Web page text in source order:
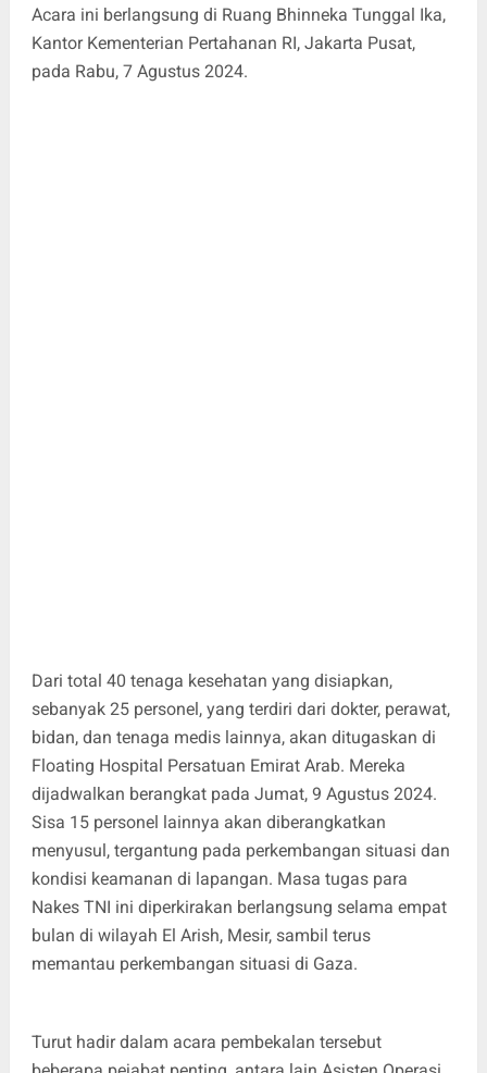
Acara ini berlangsung di Ruang Bhinneka Tunggal Ika,
Kantor Kementerian Pertahanan RI, Jakarta Pusat,
pada Rabu, 7 Agustus 2024.
Dari total 40 tenaga kesehatan yang disiapkan,
sebanyak 25 personel, yang terdiri dari dokter, perawat,
bidan, dan tenaga medis lainnya, akan ditugaskan di
Floating Hospital Persatuan Emirat Arab. Mereka
dijadwalkan berangkat pada Jumat, 9 Agustus 2024.
Sisa 15 personel lainnya akan diberangkatkan
menyusul, tergantung pada perkembangan situasi dan
kondisi keamanan di lapangan. Masa tugas para
Nakes TNI ini diperkirakan berlangsung selama empat
bulan di wilayah El Arish, Mesir, sambil terus
memantau perkembangan situasi di Gaza.
Turut hadir dalam acara pembekalan tersebut